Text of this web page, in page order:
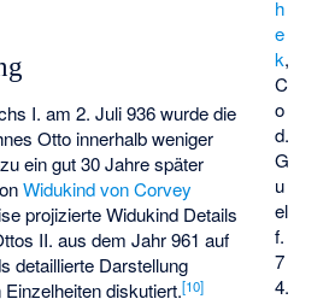
h
e
k,
C
o
d.
G
u
el
f.
7
4.
I. am 2. Juli 936 wurde die
Otto innerhalb weniger
ein gut 30 Jahre später
Widukind von Corvey
projizierte Widukind Details
II. aus dem Jahr 961 auf
detaillierte Darstellung
diskutiert.[10]